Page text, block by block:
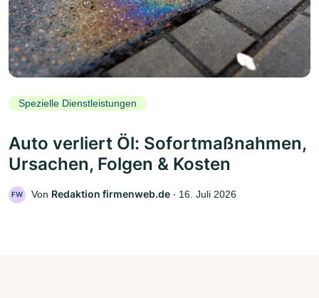
Spezielle Dienstleistungen
Auto verliert Öl: Sofortmaßnahmen,
Ursachen, Folgen & Kosten
FW Von Redaktion firmenweb.de ‧ 16. Juli 2026